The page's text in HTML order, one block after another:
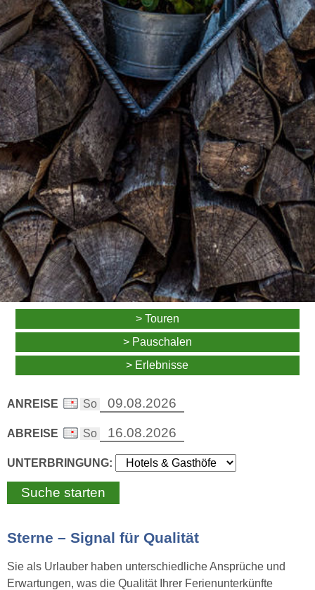
> Touren
> Pauschalen
> Erlebnisse
ANREISE
ABREISE
UNTERBRINGUNG:
Sterne – Signal für Qualität
Sie als Urlauber haben unterschiedliche Ansprüche und
Erwartungen, was die Qualität Ihrer Ferienunterkünfte